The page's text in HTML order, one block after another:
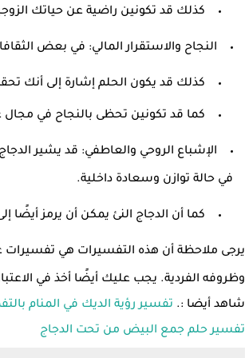
كذلك قد تكونين راضية عن حياتك
النجاح والاستقرار المالي: في بعض
كذلك قد يكون الحلم إشارة إلى أنك
كما قد تكونين تحظى بالنجاح في
الإشباع الروحي والعاطفي: قد يشير
في حالة توازن وسعادة داخلية.
كما أن الدجاج النئ يمكن أن يرمز أيضًا
يرجى ملاحظة أن هذه التفسيرات هي تفسيرات
وظروفه الفردية. يجب عليك أيضًا أخذ في
شاهد أيضا :. تفسير رؤية الديك في المنام
تفسير حلم جمع البيض من تحت الدجاج